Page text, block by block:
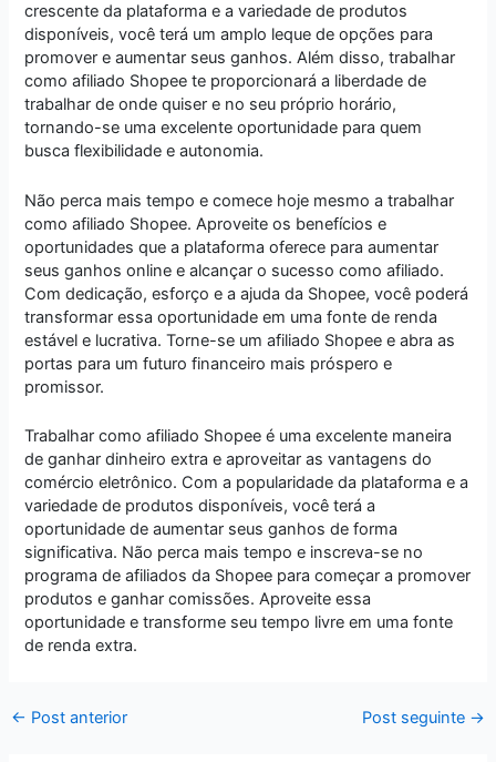
crescente da plataforma e a variedade de produtos
disponíveis, você terá um amplo leque de opções para
promover e aumentar seus ganhos. Além disso, trabalhar
como afiliado Shopee te proporcionará a liberdade de
trabalhar de onde quiser e no seu próprio horário,
tornando-se uma excelente oportunidade para quem
busca flexibilidade e autonomia.
Não perca mais tempo e comece hoje mesmo a trabalhar
como afiliado Shopee. Aproveite os benefícios e
oportunidades que a plataforma oferece para aumentar
seus ganhos online e alcançar o sucesso como afiliado.
Com dedicação, esforço e a ajuda da Shopee, você poderá
transformar essa oportunidade em uma fonte de renda
estável e lucrativa. Torne-se um afiliado Shopee e abra as
portas para um futuro financeiro mais próspero e
promissor.
Trabalhar como afiliado Shopee é uma excelente maneira
de ganhar dinheiro extra e aproveitar as vantagens do
comércio eletrônico. Com a popularidade da plataforma e a
variedade de produtos disponíveis, você terá a
oportunidade de aumentar seus ganhos de forma
significativa. Não perca mais tempo e inscreva-se no
programa de afiliados da Shopee para começar a promover
produtos e ganhar comissões. Aproveite essa
oportunidade e transforme seu tempo livre em uma fonte
de renda extra.
← Post anterior Post seguinte →